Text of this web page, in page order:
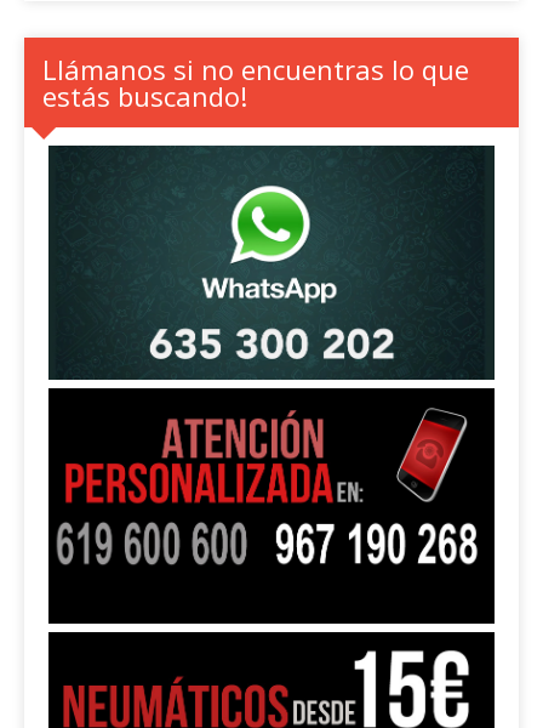
Llámanos si no encuentras lo que
estás buscando!